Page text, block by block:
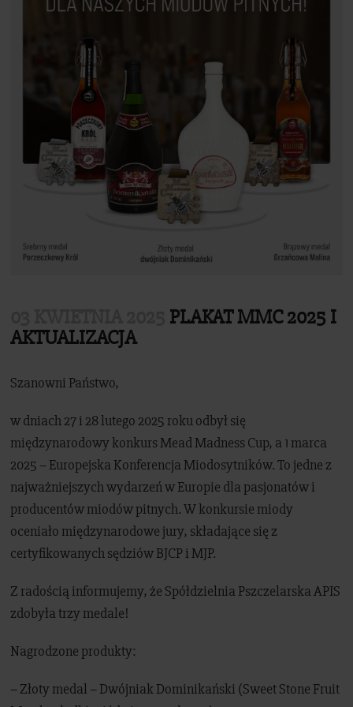
Sklep
PLAKAT MMC 2025 I
AKTUALIZACJA
Szanowni Państwo,
w dniach 27 i 28 lutego 2025 roku odbył się
międzynarodowy konkurs Mead Madness Cup, a 1 marca
2025 – Europejska Konferencja Miodosytników. To jedne z
najważniejszych wydarzeń w Europie dla pasjonatów i
producentów miodów pitnych. W konkursie miody
oceniało międzynarodowe jury, składające się z
certyfikowanych sędziów BJCP i MJP.
Z radością informujemy, że Spółdzielnia Pszczelarska APIS
zdobyła trzy medale!
Nagrodzone produkty:
– Złoty medal – Dwójniak Dominikański (Sweet Stone Fruit